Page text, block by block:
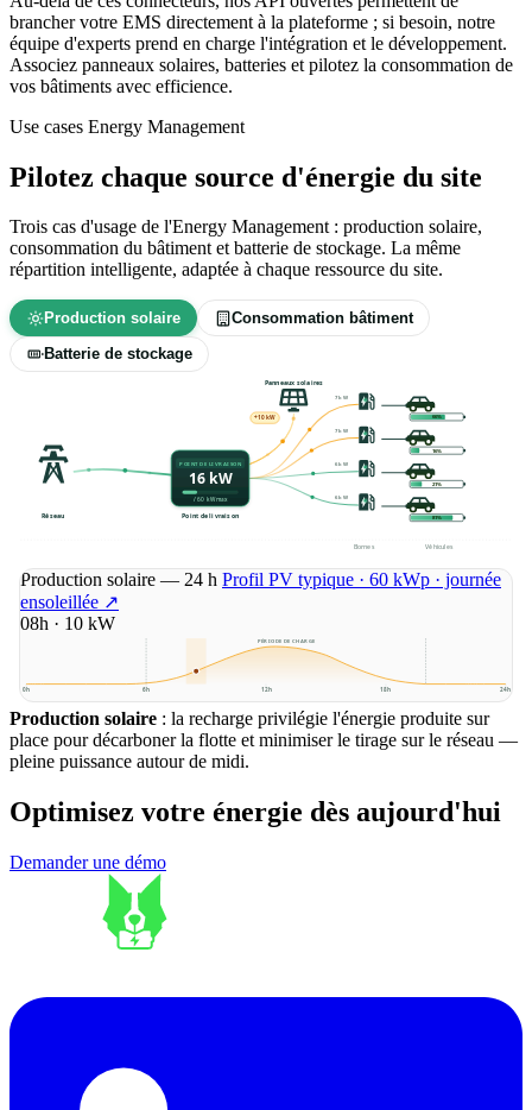
brancher votre EMS directement à la plateforme ; si besoin, notre
équipe d'experts prend en charge l'intégration et le développement.
Associez panneaux solaires, batteries et pilotez la consommation de
vos bâtiments avec efficience.
Use cases Energy Management
Pilotez chaque source d'énergie du site
Trois cas d'usage de l'Energy Management : production solaire,
consommation du bâtiment et batterie de stockage. La même
répartition intelligente, adaptée à chaque ressource du site.
Production solaire Consommation bâtiment
Batterie de stockage
Réseau
Panneaux solaires
+10 kW
Point de livraison
7 kW
67%
7 kW
17%
6 kW
22%
6 kW
82%
POINT DE LIVRAISON
16 kW
/ 60 kW max
Bornes Véhicules
Prix du marché — 24 h Données RTE eco2mix · 25 mai 2026↗
Production solaire — 24 h Profil PV typique · 60 kWp · journée
ensoleillée ↗
08h · 10 kW
0h 6h 12h 18h 24h
PÉRIODE DE CHARGE
Consommation bâtiment — 24 h Profil bureau typique · ~50
personnes↗
12h 18h
Flux batterie — 24 h BESS tertiaire · ~50 kWh utiles↗
0h 18h
PÉRIODE DE CHARGE
Production solaire : la recharge privilégie l'énergie produite sur
place pour décarboner la flotte et minimiser le tirage sur le réseau —
pleine puissance autour de midi.
Optimisez votre énergie dès aujourd'hui
Demander une démo